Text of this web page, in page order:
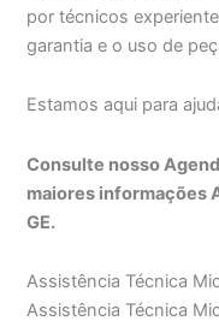
por técnicos
garantia e o uso de
Estamos aqui para
Consulte nosso
maiores informações
GE.
Assistência Técnica
Assistência Técnica